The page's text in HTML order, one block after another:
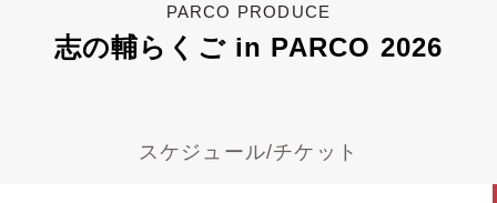
PARCO PRODUCE
志の輔らくご in PARCO 2026
スケジュール/チケット